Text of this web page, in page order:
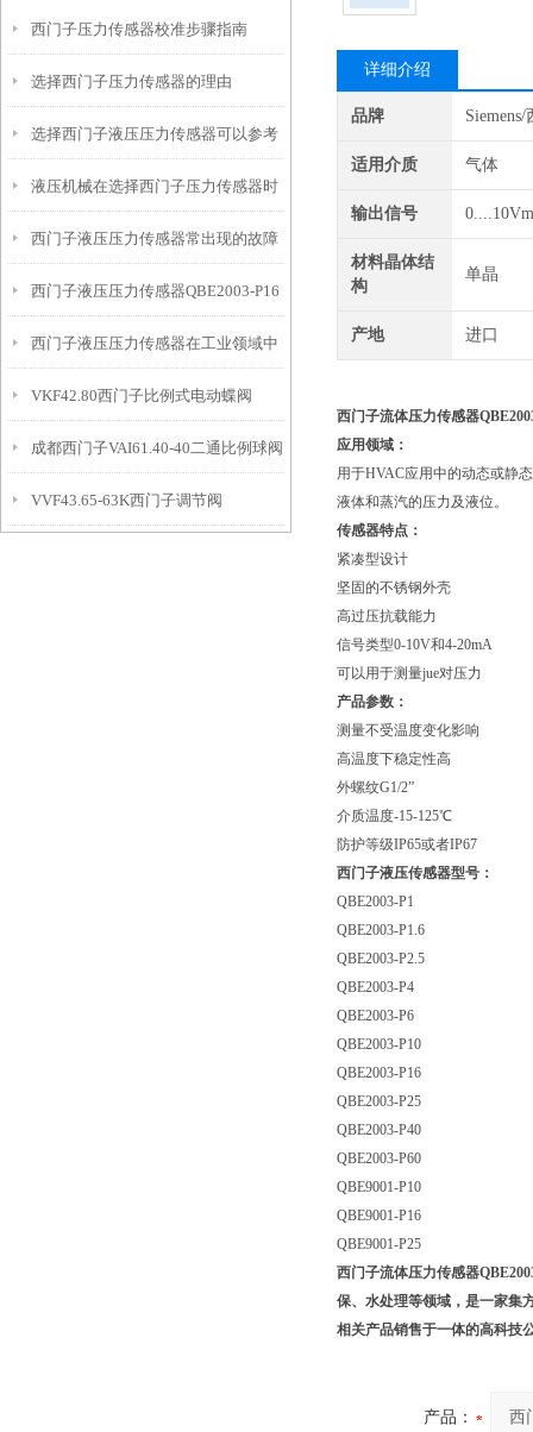
西门子压力传感器校准步骤指南
选择西门子压力传感器的理由
选择西门子液压压力传感器可以参考
的因素有什么？
液压机械在选择西门子压力传感器时
通常参考哪些因素？
西门子液压压力传感器常出现的故障
有这三种
西门子液压压力传感器QBE2003-P16
特点
西门子液压压力传感器在工业领域中
有广泛的应用
VKF42.80西门子比例式电动蝶阀
成都西门子VAI61.40-40二通比例球阀
VVF43.65-63K西门子调节阀
详细介绍
品牌
适用介质 气体
输出信号
材料晶体结
构
单晶
产地 进口
西门子流体压力传感器
应用领域：
用于HVAC应用中的动态或静
液体和蒸汽的压力及液位。
传感器特点：
紧凑型设计
坚固的不锈钢外壳
高过压抗载能力
信号类型0-10V和4-20mA
可以用于测量jue对压力
产品参数：
测量不受温度变化影响
高温度下稳定性高
外螺纹G1/2”
介质温度-15-125℃
防护等级IP65或者IP67
西门子液压传感器型号：
QBE2003-P1
QBE2003-P1.6
QBE2003-P2.5
QBE2003-P4
QBE2003-P6
QBE2003-P10
QBE2003-P16
QBE2003-P25
QBE2003-P40
QBE2003-P60
QBE9001-P10
QBE9001-P16
QBE9001-P25
西门子流体压力传感器
保、水处理等领域，是一家集
相关产品销售于一体的高科技
产品：